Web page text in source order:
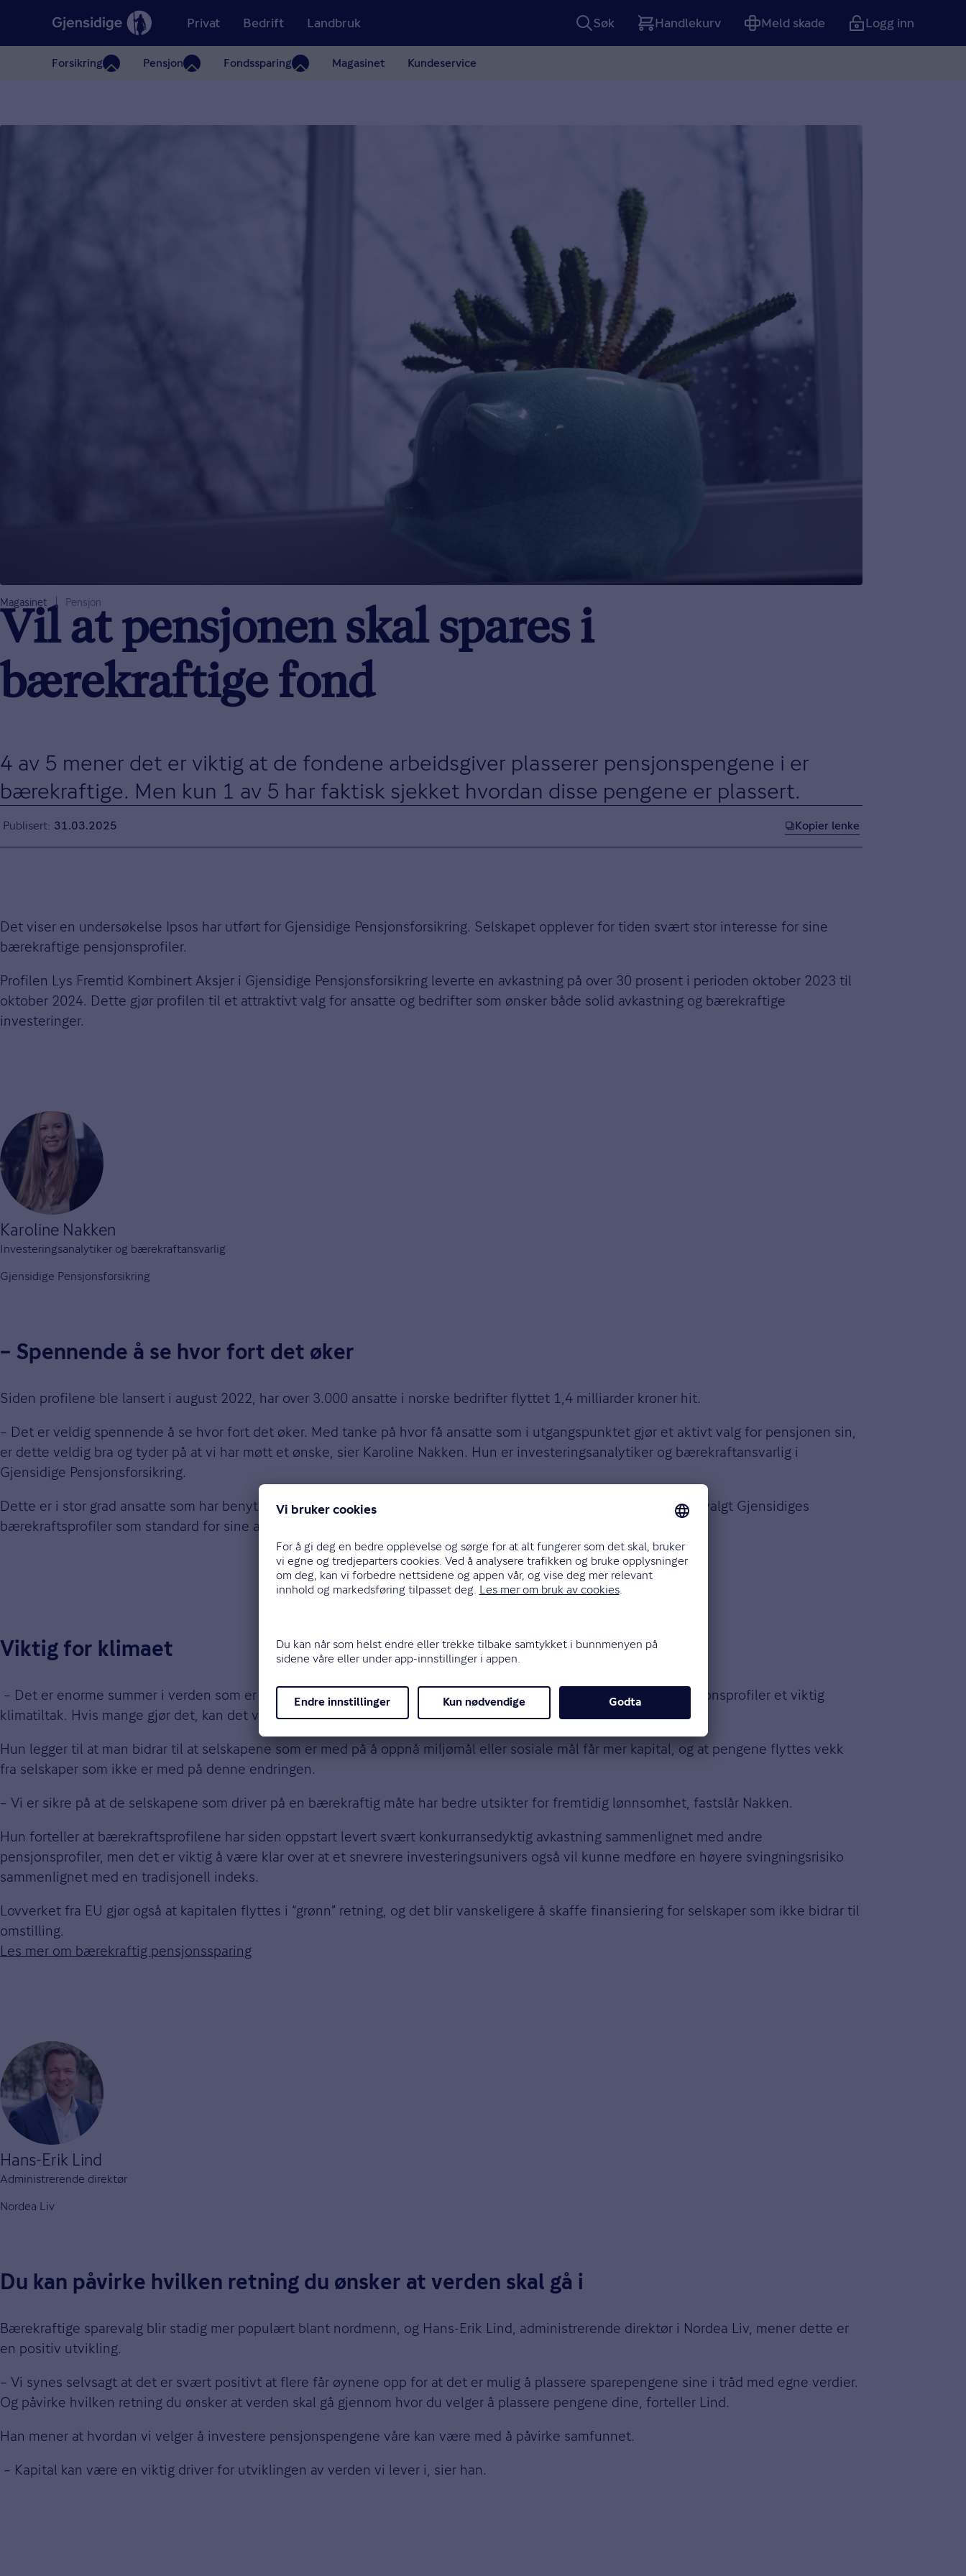
Privat
Forsikring Pensjon Fondssparing Magasinet Kundeservice
Bedrift Landbruk Søk
Handlekurv
Meld skade Logg inn
Magasinet Pensjon
Vil at pensjonen skal spares i
bærekraftige fond
4 av 5 mener det er viktig at de fondene arbeidsgiver plasserer pensjonspengene i er
bærekraftige. Men kun 1 av 5 har faktisk sjekket hvordan disse pengene er plassert.
Publisert 31.03.2025 Kopier lenke
Det viser en undersøkelse Ipsos har utført for Gjensidige Pensjonsforsikring. Selskapet opplever for tiden svært stor interesse for sine
bærekraftige pensjonsprofiler.
Profilen Lys Fremtid Kombinert Aksjer i Gjensidige Pensjonsforsikring leverte en avkastning på over 30 prosent i perioden oktober 2023 til
oktober 2024. Dette gjør profilen til et attraktivt valg for ansatte og bedrifter som ønsker både solid avkastning og bærekraftige
investeringer.
Karoline Nakken
Investeringsanalytiker og bærekraftansvarlig
Gjensidige Pensjonsforsikring
– Spennende å se hvor fort det øker
Siden profilene ble lansert i august 2022, har over 3.000 ansatte i norske bedrifter flyttet 1,4 milliarder kroner hit.
– Det er veldig spennende å se hvor fort det øker. Med tanke på hvor få ansatte som i utgangspunktet gjør et aktivt valg for pensjonen sin,
er dette veldig bra og tyder på at vi har møtt et ønske, sier Karoline Nakken. Hun er investeringsanalytiker og bærekraftansvarlig i
Gjensidige Pensjonsforsikring.
Dette er i stor grad ansatte som har benyttet seg av muligheten til å velge fond selv, men også noen bedrifter har valgt Gjensidiges
bærekraftsprofiler som standard for sine ansatte.
Viktig for klimaet
– Det er enorme summer i verden som er investert i pensjon, og derfor er flytting av penger til bærekraftige pensjonsprofiler et viktig
klimatiltak. Hvis mange gjør det, kan det virkelig få ringvirkninger, sier Nakken.
Hun legger til at man bidrar til at selskapene som er med på å oppnå miljømål eller sosiale mål får mer kapital, og at pengene flyttes vekk
fra selskaper som ikke er med på denne endringen.
– Vi er sikre på at de selskapene som driver på en bærekraftig måte har bedre utsikter for fremtidig lønnsomhet, fastslår Nakken.
Hun forteller at bærekraftsprofilene har siden oppstart levert svært konkurransedyktig avkastning sammenlignet med andre
pensjonsprofiler, men det er viktig å være klar over at et snevrere investeringsunivers også vil kunne medføre en høyere svingningsrisiko
sammenlignet med en tradisjonell indeks.
Lovverket fra EU gjør også at kapitalen flyttes i “grønn” retning, og det blir vanskeligere å skaffe finansiering for selskaper som ikke bidrar til
omstilling.
Les mer om bærekraftig pensjonssparing
Hans-Erik Lind
Administrerende direktør
Nordea Liv
Du kan påvirke hvilken retning du ønsker at verden skal gå i
Bærekraftige sparevalg blir stadig mer populært blant nordmenn, og Hans-Erik Lind, administrerende direktør i Nordea Liv, mener dette er
en positiv utvikling.
– Vi synes selvsagt at det er svært positivt at flere får øynene opp for at det er mulig å plassere sparepengene sine i tråd med egne verdier.
Og påvirke hvilken retning du ønsker at verden skal gå gjennom hvor du velger å plassere pengene dine, forteller Lind.
Han mener at hvordan vi velger å investere pensjonspengene våre kan være med å påvirke samfunnet.
– Kapital kan være en viktig driver for utviklingen av verden vi lever i, sier han.